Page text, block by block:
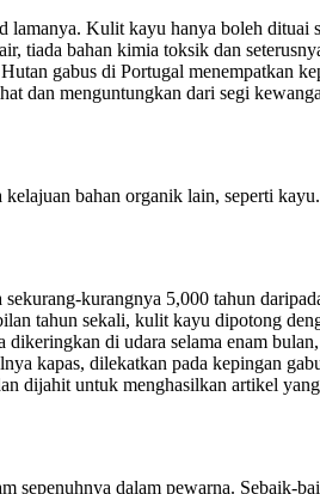
Kulit kayu hanya boleh dituai
tiada bahan kimia toksik dan
gabus di Portugal menempatkan
dan menguntungkan dari segi
bahan organik lain, seperti
kurangnya 5,000 tahun
tahun sekali, kulit kayu dipotong
di udara selama enam
kapas, dilekatkan pada kepingan
dijahit untuk menghasilkan artikel
sepenuhnya dalam pewarna. Sebaik-